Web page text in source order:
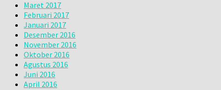
Maret 2017
Februari 2017
Januari 2017
Desember 2016
November 2016
Oktober 2016
Agustus 2016
Juni 2016
April 2016